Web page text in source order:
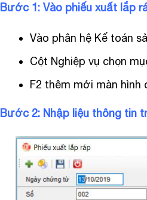
Bước 1: Vào phiếu xuất lắp
Vào phân hệ Kế toán
Cột Nghiệp vụ chọn
F2 thêm mới màn hình
Bước 2: Nhập liệu thông tin